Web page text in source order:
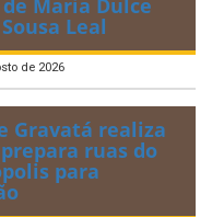
Maria Dulce
Leal
de 2026
Gravatá realiza
ruas do
para